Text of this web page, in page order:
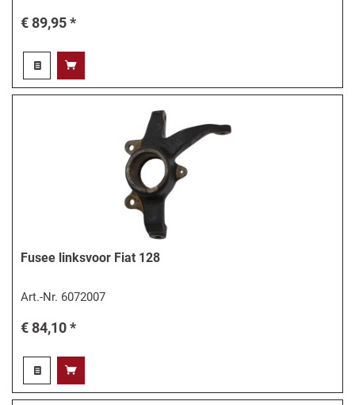
€ 89,95 *
Fusee linksvoor Fiat 128
Art.-Nr. 6072007
€ 84,10 *